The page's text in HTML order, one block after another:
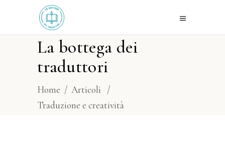
La bottega dei
traduttori
Home / Articoli
/
Traduzione e creatività